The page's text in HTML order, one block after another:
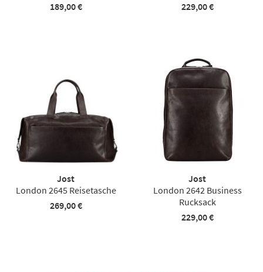
189,00 € 229,00 €
Jost
London 2645 Reisetasche
269,00 €
Jost
London 2642 Business
Rucksack
229,00 €